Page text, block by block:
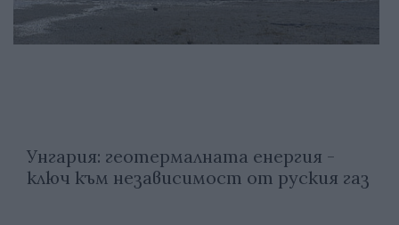
Унгария: геотермалната енергия -
ключ към независимост от руския газ